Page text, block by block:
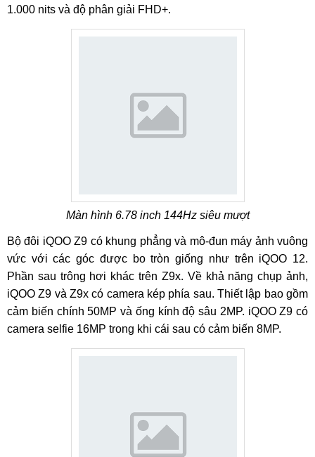
1.000 nits và độ phân giải FHD+.
Màn hình 6.78 inch 144Hz siêu mượt
Bộ đôi iQOO Z9 có khung phẳng và mô-đun máy ảnh vuông
vức với các góc được bo tròn giống như trên iQOO 12.
Phần sau trông hơi khác trên Z9x. Về khả năng chụp ảnh,
iQOO Z9 và Z9x có camera kép phía sau. Thiết lập bao gồm
cảm biến chính 50MP và ống kính độ sâu 2MP. iQOO Z9 có
camera selfie 16MP trong khi cái sau có cảm biến 8MP.